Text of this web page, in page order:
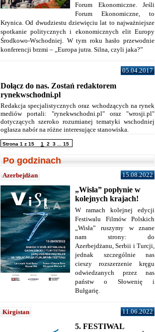
Forum Ekonomiczne. Jeśli
Forum Ekonomiczne, to
Krynica. Od dwudziestu dziewięciu lat to najważniejsze
spotkanie politycznych i ekonomicznych elit Europy
Środkowo-Wschodniej. W tym roku hasło przewodnie
konferencji brzmi – „Europa jutra. Silna, czyli jaka?”
05.04.2017
Dołącz do nas. Zostań redaktorem
rynekwschodni.pl
Redakcja specjalistycznych oraz wchodzących na rynek
mediów portali: "rynekwschodni.pl" oraz "wrosji.pl"
dotyczących szeroko rozumianej tematyki wschodniej
ogłasza nabór na różne interesujące stanowiska.
Strona 1 z 15 1 2 3 15
Po godzinach
Azerbejdżan 15.08.2022
„Wisła” popłynie w
kolejnych krajach!
W ramach kolejnej edycji
Festiwalu Filmów Polskich
„Wisła” ruszymy w znane
nam strony: do
Azerbejdżanu, Serbii i Turcji,
jednak szczególnie nas
cieszy rozszerzenie kręgu
odwiedzanych przez nas
państw o Słowenię i
Bułgarię.
Kirgistan 11.06.2022
5. FESTIWAL